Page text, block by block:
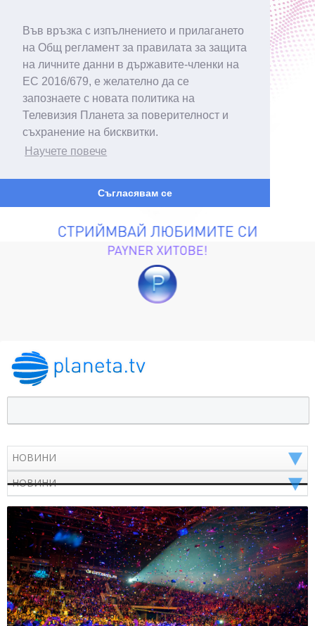
Във връзка с изпълнението и прилагането
на Общ регламент за правилата за защита
на личните данни в държавите-членки на
ЕС 2016/679, е желателно да се
запознаете с новата политика на
Телевизия Планета за поверителност и
съхранение на бисквитки.
Научете повече
Съгласявам се